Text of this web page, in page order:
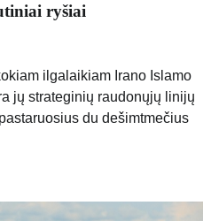
ryšiai
ilgalaikiam Irano Islamo
jų strateginių raudonųjų linijų
du dešimtmečius